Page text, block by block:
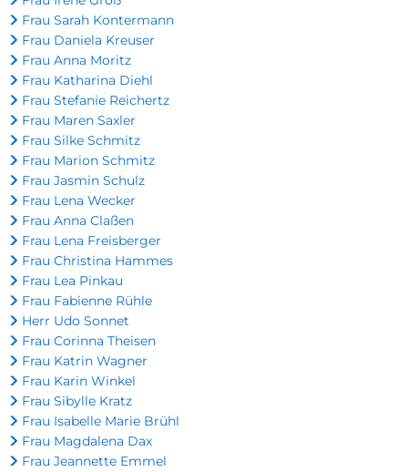
Frau Sarah Kontermann
Frau Daniela Kreuser
Frau Anna Moritz
Frau Katharina Diehl
Frau Stefanie Reichertz
Frau Maren Saxler
Frau Silke Schmitz
Frau Marion Schmitz
Frau Jasmin Schulz
Frau Lena Wecker
Frau Anna Claßen
Frau Lena Freisberger
Frau Christina Hammes
Frau Lea Pinkau
Frau Fabienne Rühle
Herr Udo Sonnet
Frau Corinna Theisen
Frau Katrin Wagner
Frau Karin Winkel
Frau Sibylle Kratz
Frau Isabelle Marie Brühl
Frau Magdalena Dax
Frau Jeannette Emmel